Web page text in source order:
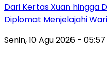
Dari Kertas Xuan hingga
Diplomat Menjelajahi
Senin, 10 Agu 2026 - 05:57